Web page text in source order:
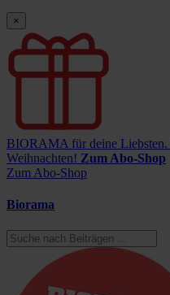
×
BIORAMA für deine Liebsten.
Weihnachten! Zum Abo-Shop
Zum Abo-Shop
Biorama